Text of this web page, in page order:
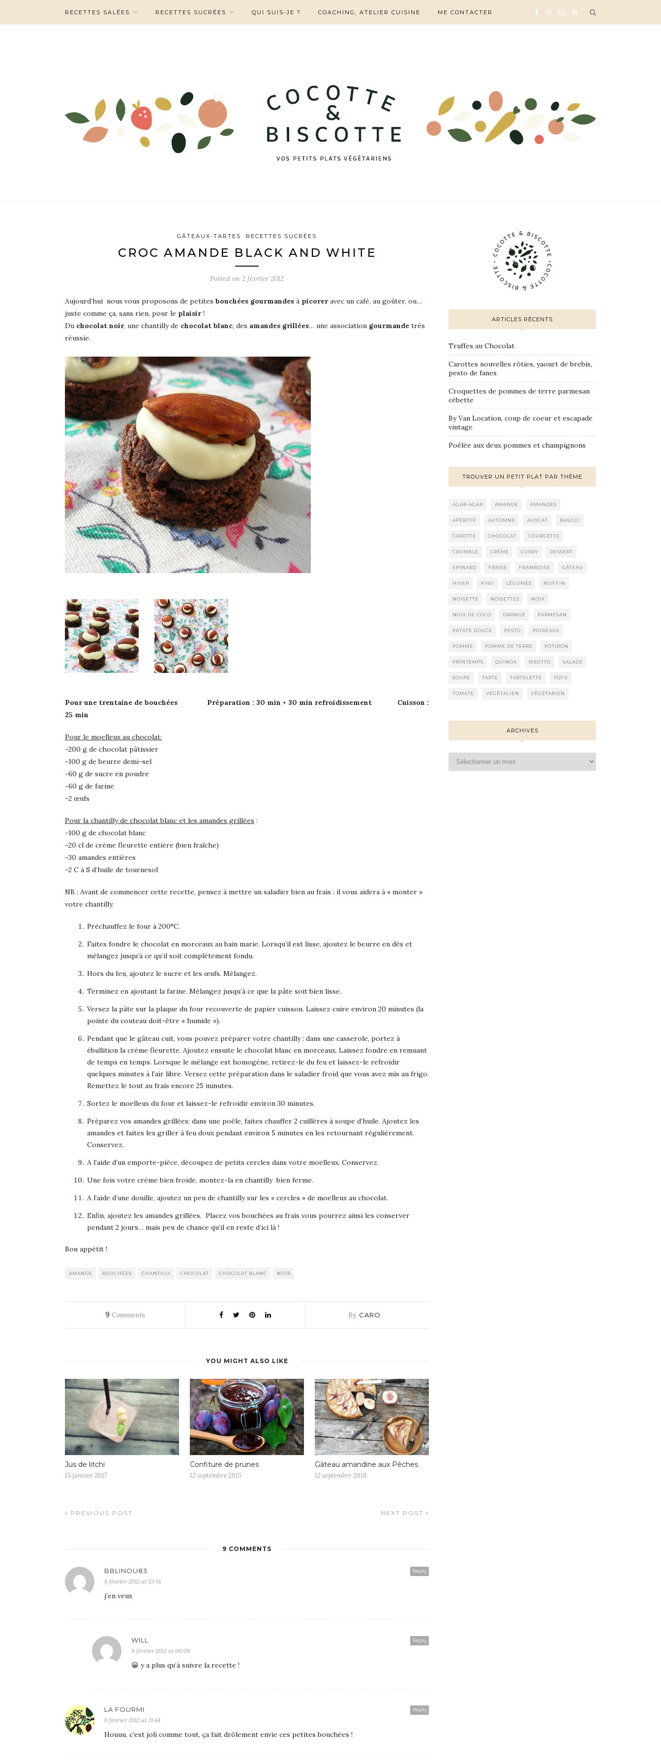
RECETTES SALÉES RECETTES SUCRÉES QUI SUIS-JE ? COACHING, ATELIER CUISINE ME CONTACTER
GÂTEAUX-TARTES RECETTES SUCRÉES
CROC AMANDE BLACK AND WHITE
Posted on 2 février 2012
Aujourd’hui nous vous proposons de petites bouchées gourmandes à picoreravec un café, au goûter, ou…
juste comme ça, sans rien, pour le plaisir!
Du chocolat noir, une chantilly de chocolat blanc, des amandes grillées… une association gourmande très
réussie.
Pour une trentaine de bouchées Préparation : 30 min + 30 min refroidissement Cuisson :
25 min
Pour le moelleux au chocolat:
-200 g de chocolat pâtissier
-100 g de beurre demi-sel
-60 g de sucre en poudre
-60 g de farine
-2 œufs
Pour la chantilly de chocolat blanc et les amandes grillées :
-100 g de chocolat blanc
-20 cl de crème fleurette entière (bien fraîche)
-30 amandes entières
-2 C à S d’huile de tournesol
NB : Avant de commencer cette recette, pensez à mettre un saladier bien au frais : il vous aidera à « monter »
votre chantilly.
Préchauffez le four à 200°C.
Faites fondre le chocolat en morceaux au bain marie. Lorsqu’il est lisse, ajoutez le beurre en dés et
mélangez jusqu’à ce qu’il soit complètement fondu.
Hors du feu, ajoutez le sucre et les œufs. Mélangez.
Terminez en ajoutant la farine. Mélangez jusqu’à ce que la pâte soit bien lisse.
Versez la pâte sur la plaque du four recouverte de papier cuisson. Laissez cuire environ 20 minutes (la
pointe du couteau doit-être « humide »).
Pendant que le gâteau cuit, vous pouvez préparer votre chantilly : dans une casserole, portez à
ébullition la crème fleurette. Ajoutez ensuite le chocolat blanc en morceaux. Laissez fondre en remuant
de temps en temps. Lorsque le mélange est homogène, retirez-le du feu et laissez-le refroidir
quelques minutes à l’air libre. Versez cette préparation dans le saladier froid que vous avez mis au frigo.
Remettez le tout au frais encore 25 minutes.
Sortez le moelleux du four et laissez-le refroidir environ 30 minutes.
Préparez vos amandes grillées: dans une poêle, faites chauffer 2 cuillères à soupe d’huile. Ajoutez les
amandes et faites les griller à feu doux pendant environ 5 minutes en les retournant régulièrement.
Conservez.
A l’aide d’un emporte-pièce, découpez de petits cercles dans votre moelleux. Conservez.
Une fois votre crème bien froide, montez-la en chantilly bien ferme.
A l’aide d’une douille, ajoutez un peu de chantilly sur les « cercles » de moelleux au chocolat.
Enfin, ajoutez les amandes grillées. Placez vos bouchées au frais vous pourrez ainsi les conserver
pendant 2 jours… mais peu de chance qu’il en reste d’ici là !
Bon appétit !
AMANDE BOUCHÉES CHANTILLY CHOCOLAT CHOCOLAT BLANC NOIR
9 Comments By CARO
YOU MIGHT ALSO LIKE
Jus de litchi
15 janvier 2017
Confiture de prunes
12 septembre 2015
Gâteau amandine aux Pêches
12 septembre 2018
PREVIOUS POST NEXT POST
9 COMMENTS
Reply
BBLINOU83
8 février 2012 at 23:14
j’en veux
Reply
WILL
9 février 2012 at 00:09
😀 y a plus qu’à suivre la recette !
Reply
LA FOURMI
6 février 2012 at 21:44
Houuu, c’est joli comme tout, ça fait drôlement envie ces petites bouchées !
ARTICLES RÉCENTS
Truffes au Chocolat
Carottes nouvelles rôties, yaourt de brebis,
pesto de fanes
Croquettes de pommes de terre parmesan
cébette
By Van Location, coup de coeur et escapade
vintage
Poêlée aux deux pommes et champignons
TROUVER UN PETIT PLAT PAR THÈME
AGAR-AGAR AMANDE AMANDES
APÉRITIF AUTOMNE AVOCAT BASILIC
CAROTTE CHOCOLAT COURGETTE
CRUMBLE CRÈME CURRY DESSERT
EPINARD FRAISE FRAMBOISE GÂTEAU
HIVER KIWI LÉGUMES MUFFIN
NOISETTE NOISETTES NOIX
NOIX DE COCO ORANGE PARMESAN
PATATE DOUCE PESTO POIREAUX
POMME POMME DE TERRE POTIRON
PRINTEMPS QUINOA RISOTTO SALADE
SOUPE TARTE TARTELETTE TOFU
TOMATE VÉGÉTALIEN VÉGÉTARIEN
ARCHIVES